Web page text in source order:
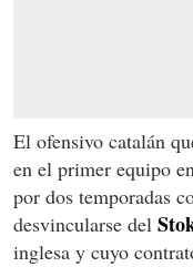
El ofensivo catalán
en el primer equipo
por dos temporadas
desvincularse del
inglesa y cuyo